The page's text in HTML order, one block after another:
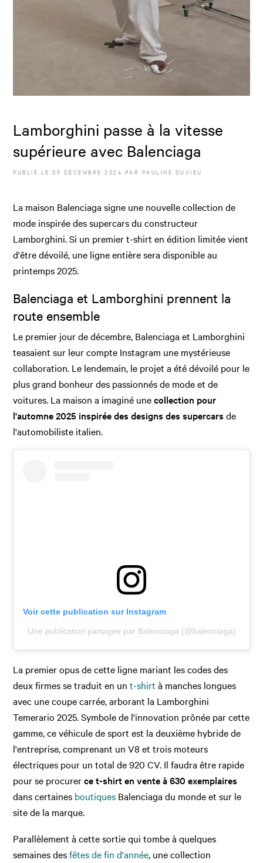
Lamborghini passe à la vitesse
supérieure avec Balenciaga
PUBLIÉ LE05 DÉCEMBRE 2024 PAR PAULINE DUVIEU
La maison Balenciaga signe une nouvelle collection de
mode inspirée des supercars du constructeur
Lamborghini. Si un premier t-shirt en édition limitée vient
d'être dévoilé, une ligne entière sera disponible au
printemps 2025.
Balenciaga et Lamborghini prennent la
route ensemble
Le premier jour de décembre, Balenciaga et Lamborghini
teasaient sur leur compte Instagram une mystérieuse
collaboration. Le lendemain, le projet a été dévoilé pour le
plus grand bonheur des passionnés de mode et de
voitures. La maison a imaginé unecollection pour
l'automne 2025 inspirée des designs des supercars de
l'automobiliste italien.
Voir cette publication sur Instagram
Une publication partagée par Balenciaga (@balenciaga)
La premier opus de cette ligne mariant les codes des
deux firmes se traduit en unt-shirt à manches longues
avec une coupe carrée, arborant la Lamborghini
Temerario 2025. Symbole de l'innovation prônée par cette
gamme, ce véhicule de sport est la deuxième hybride de
l'entreprise, comprenant un V8 et trois moteurs
électriques pour un total de 920 CV. Il faudra être rapide
pour se procurerce t-shirt en vente à 630 exemplaires
dans certaines boutiques Balenciaga du monde et sur le
site de la marque.
Parallèlement à cette sortie qui tombe à quelques
semaines desfêtes de fin d'année, une collection